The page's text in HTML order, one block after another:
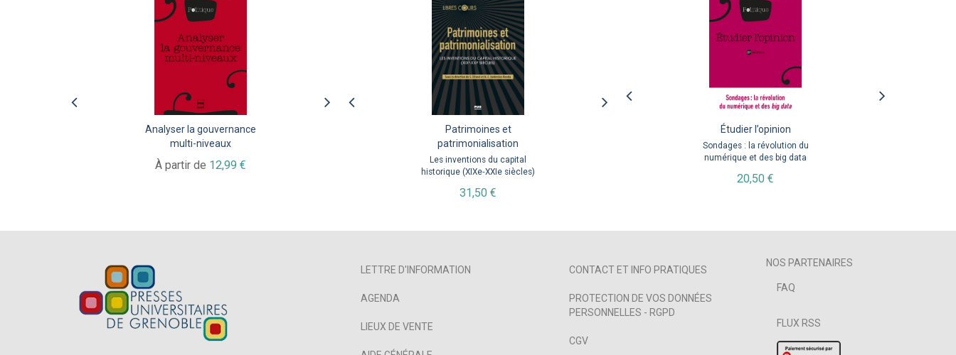
Analyser la gouvernance
multi-niveaux
À partir de 12,99 €
Que pensent les
penseurs ?
Les opinions des
universitaires et scientifiques
Sociologie du politique.
Tome 2
3° édition revue et
augmentée
L'université et ses
territoires
À partir de20,99 €
Patrimoines et
patrimonialisation
Les inventions du capital
historique (XIXe‑XXIe siècles)
31,50 €
Sur le terrain
Un demi-siècle d’observation
du monde social
À partir de25,99 €
Les femmes et la
politique
À partir de14,99 €
Sociologie du politique.
Tome 1
3° édition revue et
augmentée
À partir de
Étudier l’opinion
Sondages : la révolution du
numérique et des big data
20,50 €
LETTRE D'INFORMATION
AGENDA
LIEUX DE VENTE
CONTACT ET INFO PRATIQUES
PROTECTION DE VOS DONNÉES
PERSONNELLES - RGPD
CGV
NOS PARTENAIRES
FAQ
FLUX RSS